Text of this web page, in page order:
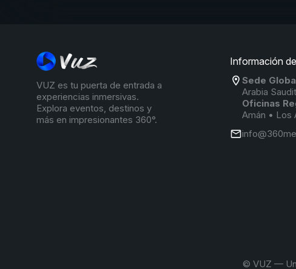
VUZ es tu puerta de entrada a
experiencias inmersivas.
Explora eventos, destinos y
más en impresionantes 360°.
Información
Sede
Arabia
Oficinas
Amán • Los
© VUZ —